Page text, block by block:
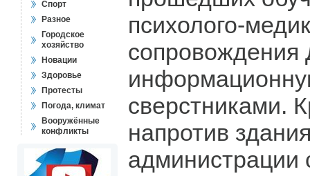
Спорт
Разное
Городское
хозяйство
Новации
Здоровье
Протесты
Погода, климат
Вооружённые
конфликты
психолого-
сопровождения
сверстниками.
напротив
администрации